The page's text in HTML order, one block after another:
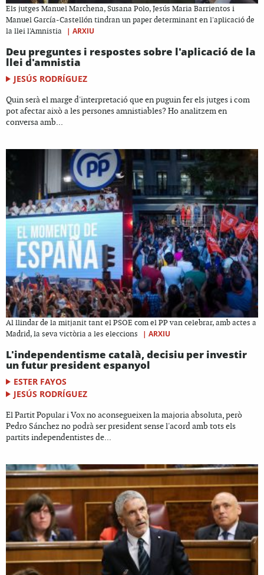
Els jutges Manuel Marchena, Susana Polo, Jesús Maria Barrientos i
Manuel García-Castellón tindran un paper determinant en l'aplicació de
la llei l'Amnistia
| ARXIU
Deu preguntes i respostes sobre l'aplicació de la
llei d'amnistia
JESÚS RODRÍGUEZ
Quin serà el marge d'interpretació que en puguin fer els jutges i com
pot afectar això a les persones amnistiables? Ho analitzem en
conversa amb...
Al llindar de la mitjanit tant el PSOE com el PP van celebrar, amb actes a
Madrid, la seva victòria a les eleccions
| ARXIU
L'independentisme català, decisiu per investir
un futur president espanyol
ESTER FAYOS
JESÚS RODRÍGUEZ
El Partit Popular i Vox no aconsegueixen la majoria absoluta, però
Pedro Sánchez no podrà ser president sense l'acord amb tots els
partits independentistes de...